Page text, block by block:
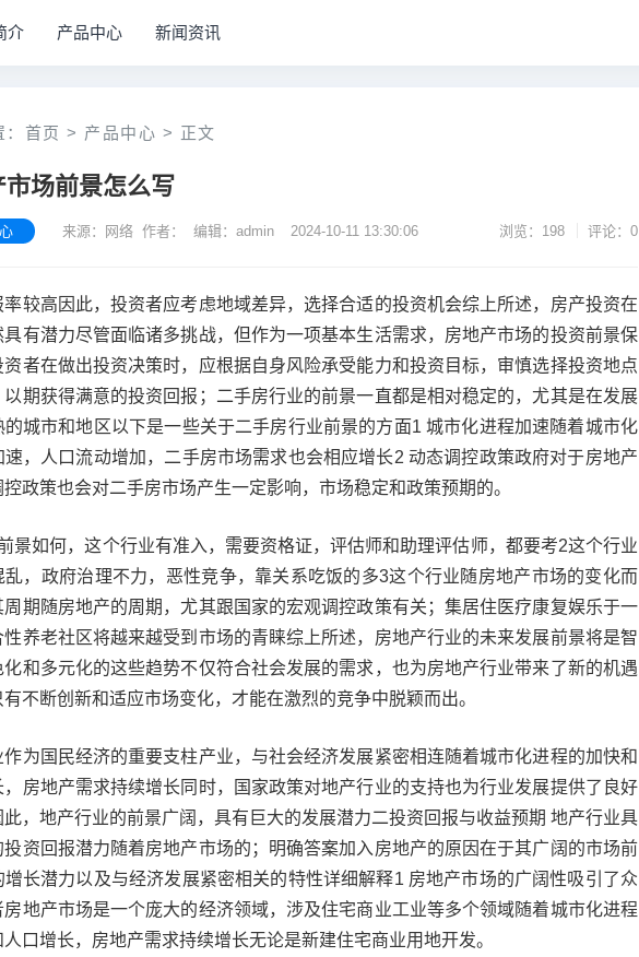
介 产品中心 新闻资讯
首页 > 产品中心 > 正文
市场前景怎么写
来源：网络 作者： 编辑：admin 2024-10-11 13:30:06 浏览：198 评论：0
率较高因此，投资者应考虑地域差异，选择合适的投资机会综上所述，房产投资在
具有潜力尽管面临诸多挑战，但作为一项基本生活需求，房地产市场的投资前景保
资者在做出投资决策时，应根据自身风险承受能力和投资目标，审慎选择投资地点
以期获得满意的投资回报；二手房行业的前景一直都是相对稳定的，尤其是在发展
的城市和地区以下是一些关于二手房行业前景的方面1 城市化进程加速随着城市化
速，人口流动增加，二手房市场需求也会相应增长2 动态调控政策政府对于房地产
政策也会对二手房市场产生一定影响，市场稳定和政策预期的。
景如何，这个行业有准入，需要资格证，评估师和助理评估师，都要考2这个行业
乱，政府治理不力，恶性竞争，靠关系吃饭的多3这个行业随房地产市场的变化而
周期随房地产的周期，尤其跟国家的宏观调控政策有关；集居住医疗康复娱乐于一
性养老社区将越来越受到市场的青睐综上所述，房地产行业的未来发展前景将是智
化和多元化的这些趋势不仅符合社会发展的需求，也为房地产行业带来了新的机遇
不断创新和适应市场变化，才能在激烈的竞争中脱颖而出。
作为国民经济的重要支柱产业，与社会经济发展紧密相连随着城市化进程的加快和
，房地产需求持续增长同时，国家政策对地产行业的支持也为行业发展提供了良好
此，地产行业的前景广阔，具有巨大的发展潜力二投资回报与收益预期 地产行业具
投资回报潜力随着房地产市场的；明确答案加入房地产的原因在于其广阔的市场前
增长潜力以及与经济发展紧密相关的特性详细解释1 房地产市场的广阔性吸引了众
房地产市场是一个庞大的经济领域，涉及住宅商业工业等多个领域随着城市化进程
口增长，房地产需求持续增长无论是新建住宅商业用地开发。